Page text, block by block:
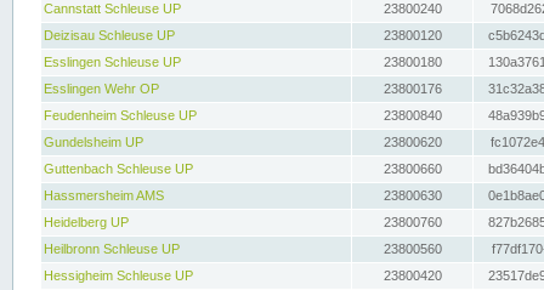
Cannstatt Schleuse UP
23800240
Deizisau Schleuse UP
23800120
Esslingen Schleuse UP
23800180
Esslingen Wehr OP
23800176
Feudenheim Schleuse UP
23800840
Gundelsheim UP
23800620
Guttenbach Schleuse UP
23800660
Hassmersheim AMS
23800630
Heidelberg UP
23800760
Heilbronn Schleuse UP
23800560
Hessigheim Schleuse UP
23800420